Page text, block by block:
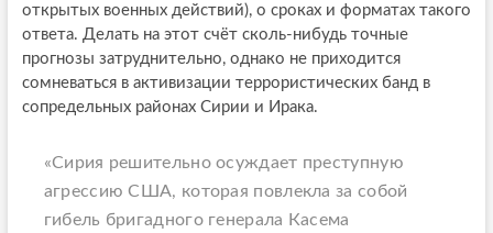
открытых военных действий), о сроках и форматах такого
ответа. Делать на этот счёт сколь-нибудь точные
прогнозы затруднительно, однако не приходится
сомневаться в активизации террористических банд в
сопредельных районах Сирии и Ирака.
«Сирия решительно осуждает преступную
агрессию США, которая повлекла за собой
гибель бригадного генерала Касема